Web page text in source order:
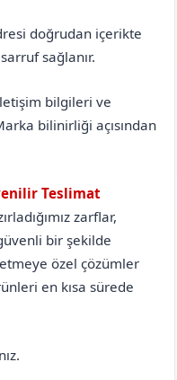
doğrudan içerikte
sağlanır.
bilgileri ve
bilinirliği açısından
Teslimat
zarflar,
bir şekilde
özel çözümler
en kısa sürede